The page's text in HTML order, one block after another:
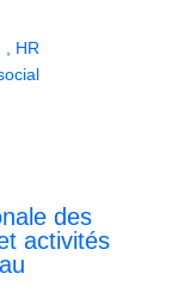
, HR
des
activités